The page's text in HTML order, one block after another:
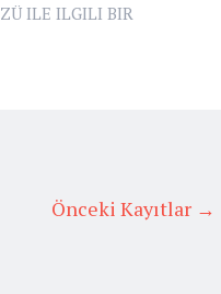
ILE ILGILI BIR
Önceki Kayıtlar →